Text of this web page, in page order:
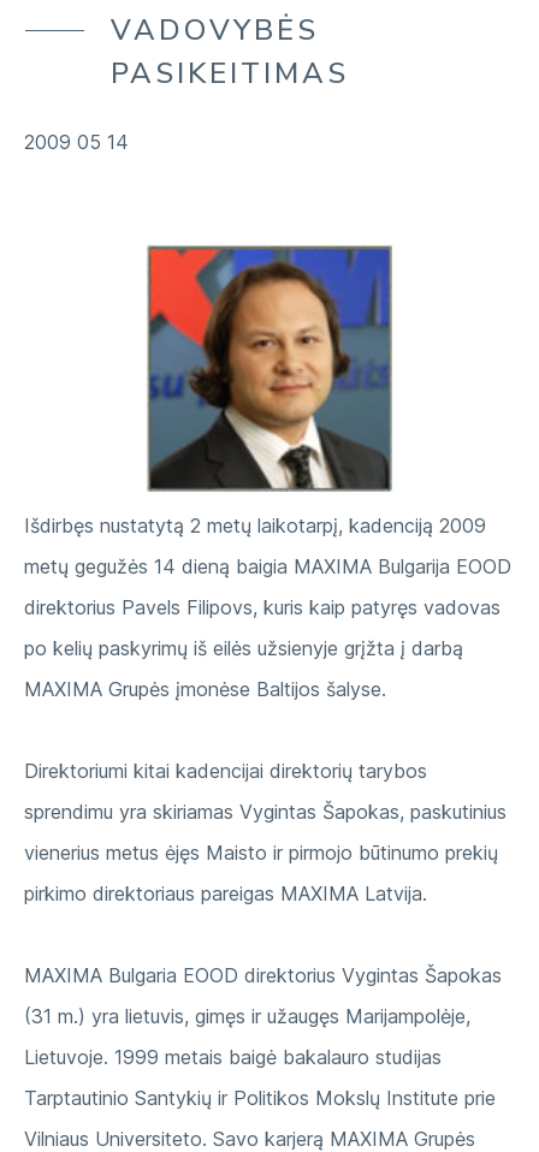
VADOVYBĖS
PASIKEITIMAS
2009 05 14
Išdirbęs nustatytą 2 metų laikotarpį, kadenciją 2009
metų gegužės 14 dieną baigia MAXIMA Bulgarija EOOD
direktorius Pavels Filipovs, kuris kaip patyręs vadovas
po kelių paskyrimų iš eilės užsienyje grįžta į darbą
MAXIMA Grupės įmonėse Baltijos šalyse.
Direktoriumi kitai kadencijai direktorių tarybos
sprendimu yra skiriamas Vygintas Šapokas, paskutinius
vienerius metus ėjęs Maisto ir pirmojo būtinumo prekių
pirkimo direktoriaus pareigas MAXIMA Latvija.
MAXIMA Bulgaria EOOD direktorius Vygintas Šapokas
(31 m.) yra lietuvis, gimęs ir užaugęs Marijampolėje,
Lietuvoje. 1999 metais baigė bakalauro studijas
Tarptautinio Santykių ir Politikos Mokslų Institute prie
Vilniaus Universiteto. Savo karjerą MAXIMA Grupės